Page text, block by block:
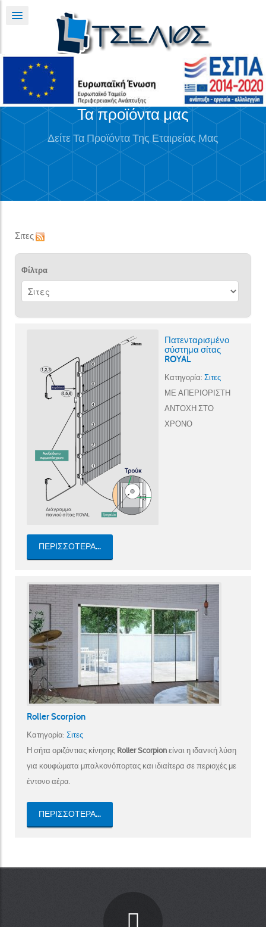
Τα προϊόντα μας
Δείτε Τα Προϊόντα Της Εταιρείας Μας
Σιτες
Φίλτρα
Πατενταρισμένο
σύστημα σίτας
ROYAL
Κατηγορία: Σιτες
ΜΕ ΑΠΕΡΙΟΡΙΣΤΗ
ΑΝΤΟΧΗ ΣΤΟ
ΧΡΟΝΟ
ΠΕΡΙΣΣΌΤΕΡΑ...
Roller Scorpion
Κατηγορία: Σιτες
Η σήτα οριζόντιας κίνησης Roller Scorpion είναι η ιδανική λύση
για κουφώματα μπαλκονόπορτας και ιδιαίτερα σε περιοχές με
έντονο αέρα.
ΠΕΡΙΣΣΌΤΕΡΑ...